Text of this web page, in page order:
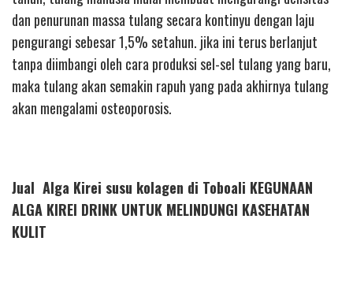
dan penurunan massa tulang secara kontinyu dengan laju
pengurangi sebesar 1,5% setahun. jika ini terus berlanjut
tanpa diimbangi oleh cara produksi sel-sel tulang yang baru,
maka tulang akan semakin rapuh yang pada akhirnya tulang
akan mengalami osteoporosis.
Jual Alga Kirei susu kolagen di Toboali KEGUNAAN
ALGA KIREI DRINK UNTUK MELINDUNGI KASEHATAN
KULIT